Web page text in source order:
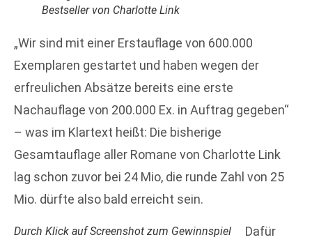
Bestseller von Charlotte Link
„Wir sind mit einer Erstauflage von 600.000
Exemplaren gestartet und haben wegen der
erfreulichen Absätze bereits eine erste
Nachauflage von 200.000 Ex. in Auftrag gegeben“
– was im Klartext heißt: Die bisherige
Gesamtauflage aller Romane von Charlotte Link
lag schon zuvor bei 24 Mio, die runde Zahl von 25
Mio. dürfte also bald erreicht sein.
Durch Klick auf Screenshot zum Gewinnspiel
Dafür